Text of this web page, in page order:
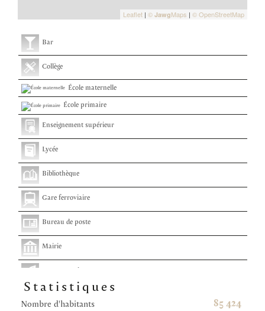
Leaflet | © JawgMaps | © OpenStreetMap
Bar
Collège
École maternelle
École primaire
Enseignement supérieur
Lycée
Bibliothèque
Gare ferroviaire
Bureau de poste
Mairie
Presse et Tabac
Statistiques
Nombre d'habitants 85 424